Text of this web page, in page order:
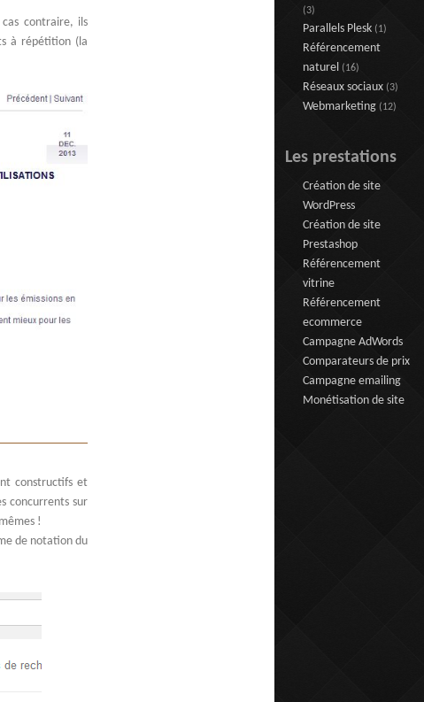
contraire, ils
à répétition (la
constructifs et
concurrents sur
!
de notation du
(3)
Parallels Plesk(1)
Référencement
naturel (16)
Réseaux sociaux(3)
Webmarketing(12)
Les prestations
Création de site
WordPress
Création de site
Prestashop
Référencement
vitrine
Référencement
ecommerce
Campagne AdWords
Comparateurs de prix
Campagne emailing
Monétisation de site